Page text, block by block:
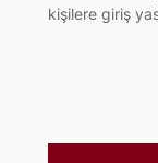
kişilere giriş